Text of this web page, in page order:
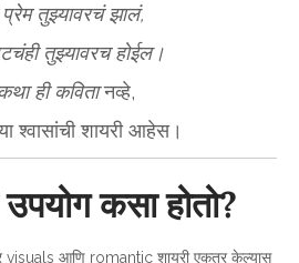
तुझ्यावरचं झालं,
तुझ्यावरच होईल।
ही कवितानव्हे,
श्वासांची शायरी आहेस।
कसा होतो?
visuals आणि romantic शायरी एकत्र केल्यास